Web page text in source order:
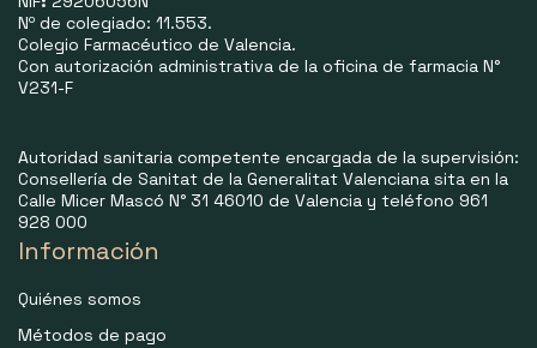
Nº de colegiado: 11.553.
Colegio Farmacéutico de Valencia.
Con autorización administrativa de la oficina de farmacia N°
V231-F
Autoridad sanitaria competente encargada de la supervisión:
Consellería de Sanitat de la Generalitat Valenciana sita en la
Calle Micer Mascó N° 31 46010 de Valencia y teléfono 961
928 000
Información
Quiénes somos
Métodos de pago